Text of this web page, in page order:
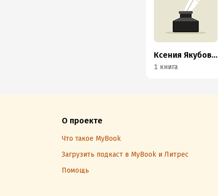
Ксения Якубовская
1 книга
О проекте
Что такое MyBook
Загрузить подкаст в MyBook и Литрес
Помощь